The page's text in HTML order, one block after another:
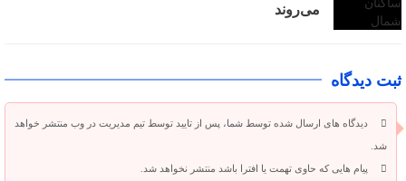
می‌روند
ثبت دیدگاه
دیدگاه های ارسال شده توسط شما، پس از تایید توسط تیم مدیریت در وب منتشر خواهد
شد.
پیام هایی که حاوی تهمت یا افترا باشد منتشر نخواهد شد.